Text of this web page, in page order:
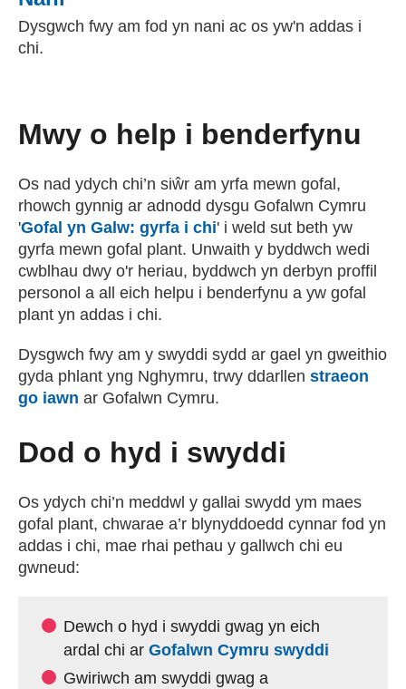
Dysgwch fwy am fod yn nani ac os yw'n addas i
chi.
Mwy o help i benderfynu
Os nad ydych chi’n siŵr am yrfa mewn gofal,
rhowch gynnig ar adnodd dysgu Gofalwn Cymru
'Gofal yn Galw: gyrfa i chi(external websiteCY)
' i weld sut beth yw
gyrfa mewn gofal plant. Unwaith y byddwch wedi
cwblhau dwy o'r heriau, byddwch yn derbyn proffil
personol a all eich helpu i benderfynu a yw gofal
plant yn addas i chi.
Dysgwch fwy am y swyddi sydd ar gael yn gweithio
gyda phlant yng Nghymru, trwy ddarllen straeon
go iawn (external websiteCY)
ar Gofalwn Cymru.
Dod o hyd i swyddi
Os ydych chi’n meddwl y gallai swydd ym maes
gofal plant, chwarae a’r blynyddoedd cynnar fod yn
addas i chi, mae rhai pethau y gallwch chi eu
gwneud:
Dewch o hyd i swyddi gwag yn eich
ardal chi ar Gofalwn Cymru swyddi
Gwiriwch am swyddi gwag a